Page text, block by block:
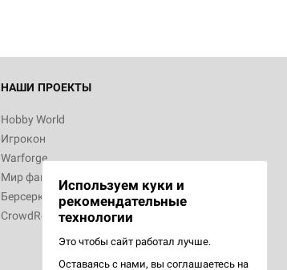
НАШИ ПРОЕКТЫ
Hobby World
Игрокон
Warforge
Мир фантастики
Берсерк
CrowdRepublic
Используем куки и
рекомендательные
технологии
Это чтобы сайт работал лучше.
Оставаясь с нами, вы соглашаетесь на